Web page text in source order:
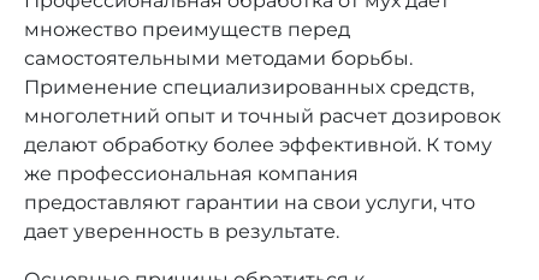
множество преимуществ перед
самостоятельными методами борьбы.
Применение специализированных средств,
многолетний опыт и точный расчет дозировок
делают обработку более эффективной. К тому
же профессиональная компания
предоставляют гарантии на свои услуги, что
дает уверенность в результате.